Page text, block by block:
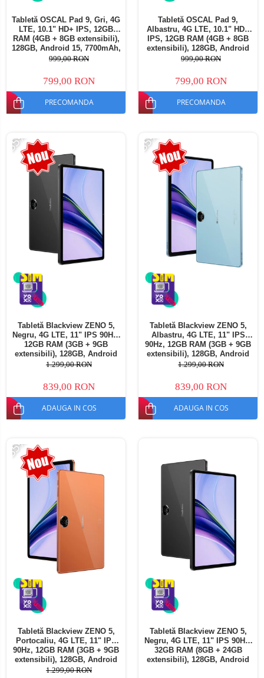
Tabletă OSCAL Pad 9, Gri, 4G
LTE, 10.1" HD+ IPS, 12GB
RAM (4GB + 8GB extensibili),
128GB, Android 15, 7700mAh,
Dual SIM
999,00 RON
799,00 RON
PRECOMANDA
Tabletă OSCAL Pad 9,
Albastru, 4G LTE, 10.1" HD+
IPS, 12GB RAM (4GB + 8GB
extensibili), 128GB, Android
15, 7700mAh, Dual SIM
999,00 RON
799,00 RON
PRECOMANDA
-35%
Tabletă Blackview ZENO 5,
Negru, 4G LTE, 11" IPS 90Hz,
12GB RAM (3GB + 9GB
extensibili), 128GB, Android
16, Unisoc T7250, 8300mAh,
SIM
1.299,00 RON
839,00 RON
ADAUGA IN COS
-35%
Tabletă Blackview ZENO 5,
Albastru, 4G LTE, 11" IPS
90Hz, 12GB RAM (3GB + 9GB
extensibili), 128GB, Android
16, Unisoc T7250, 8300mAh,
SIM
1.299,00 RON
839,00 RON
ADAUGA IN COS
-35%
Tabletă Blackview ZENO 5,
Portocaliu, 4G LTE, 11" IPS
90Hz, 12GB RAM (3GB + 9GB
extensibili), 128GB, Android
16, Unisoc T7250, 8300mAh,
1.299,00 RON
Tabletă Blackview ZENO 5,
Negru, 4G LTE, 11" IPS 90Hz,
32GB RAM (8GB + 24GB
extensibili), 128GB, Android